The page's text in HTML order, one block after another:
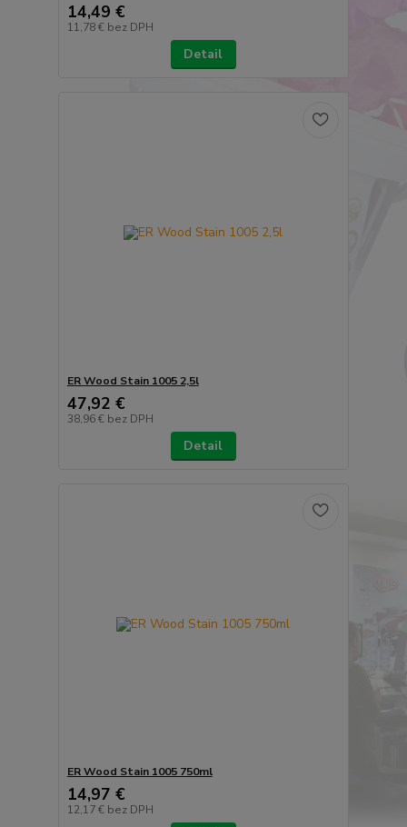
14,49 €
11,78 € bez DPH
Detail
ER Wood Stain 1005 2,5l
47,92 €
38,96 € bez DPH
Detail
ER Wood Stain 1005 750ml
14,97 €
12,17 € bez DPH